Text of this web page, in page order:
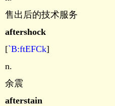
售出后的技术服务
aftershock
[`B:ftEFCk]
n.
余震
afterstain